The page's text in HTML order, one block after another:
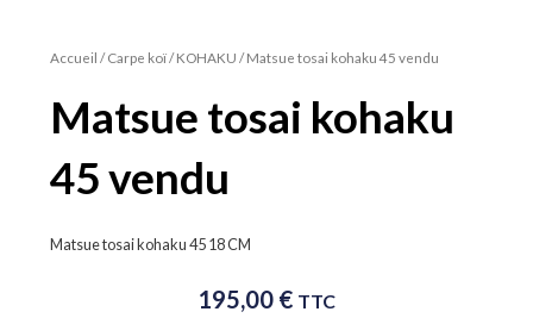
Accueil /Carpe koï/KOHAKU / Matsue tosai kohaku 45 vendu
Matsue tosai kohaku
45 vendu
Matsue tosai kohaku 45 18 CM
195,00 € TTC